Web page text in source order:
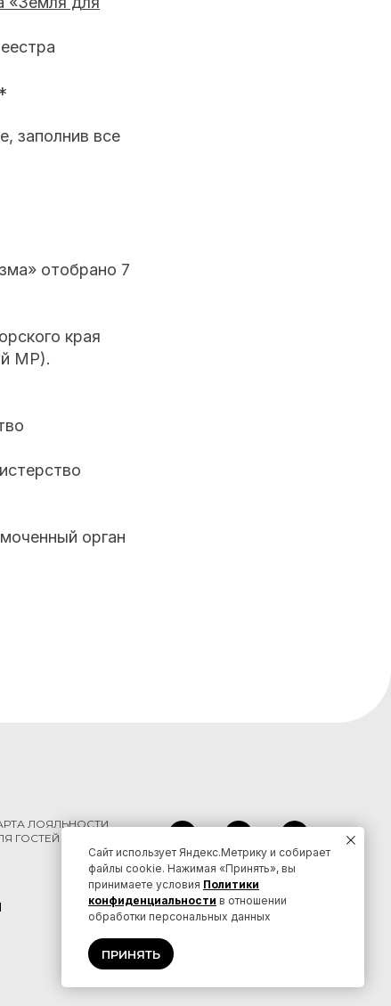
заполнив все
отобрано 7
края
МР).
орган
ЛОЯЛЬНОСТИ
ГОСТЕЙ КРАЯ
КОНТАКТЫ
Сайт использует Яндекс.Метрику и собирает
файлы cookie. Нажимая «Принять», вы
принимаете условия Политики
конфиденциальности в отношении
обработки персональных данных
ПРИНЯТЬ